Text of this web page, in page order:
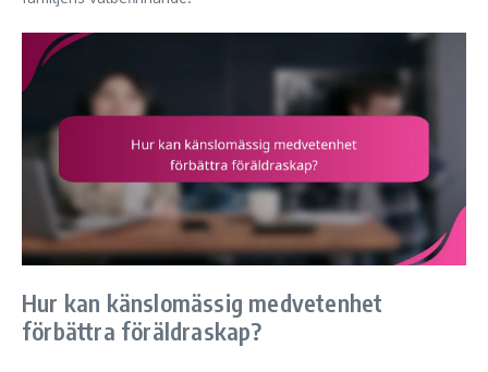
Hur kan känslomässig medvetenhet
förbättra föräldraskap?